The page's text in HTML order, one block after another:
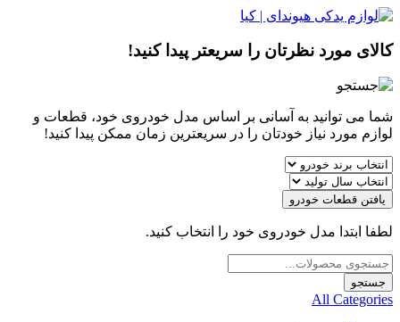
کالای مورد نظرتان را سریعتر پیدا کنید!
شما می توانید به آسانی بر اساس مدل خودروی خود، قطعات و
لوازم مورد نیاز خودتان را در سریعترین زمان ممکن پیدا کنید!
یافتن قطعات خودرو
لطفا ابتدا مدل خودروی خود را انتخاب کنید.
Products
search
جستجو
All Categories